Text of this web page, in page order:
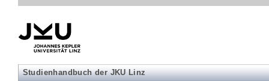
Studienhandbuch der JKU Linz